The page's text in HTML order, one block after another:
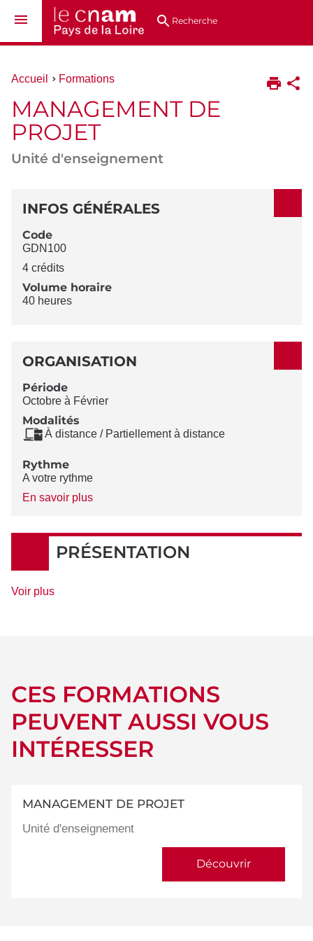
au
directsRecherche
Vous
ici :
Accueil Formations
MANAGEMENT DE
PROJET
Unité d'enseignement
DÉTAILS
INFOS GÉNÉRALES
Code
GDN100
4 crédits
Volume horaire
40 heures
ORGANISATION
Période
Octobre à Février
Modalités
À distance / Partiellement à distance
Rythme
A votre rythme
En savoir plusà
Rythme
PRÉSENTATION
Voir plusde
CES FORMATIONS
PEUVENT AUSSI VOUS
INTÉRESSER
MANAGEMENT DE PROJET
Unité d'enseignement
Découvrir